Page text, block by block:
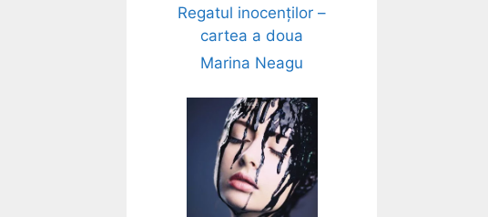
Regatul inocenților –
cartea a doua
Marina Neagu